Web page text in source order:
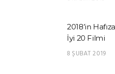
2018’in
İyi 20 Filmi
8 ŞUBAT 2019